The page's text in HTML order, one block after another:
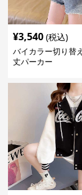
¥3,540 (税込)
バイカラー切り替
丈パーカー